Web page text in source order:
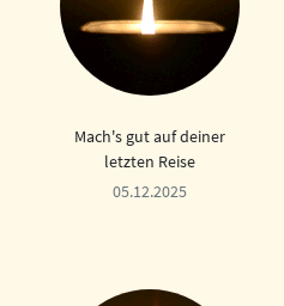
Mach's gut auf deiner
letzten Reise
05.12.2025